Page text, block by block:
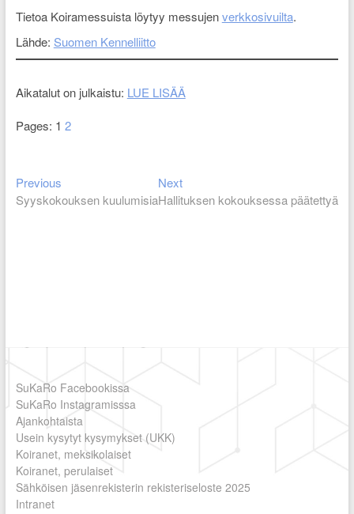
Tietoa Koiramessuista löytyy messujenverkkosivuilta.
Lähde: Suomen Kennelliitto
Aikatalut on julkaistu: LUE LISÄÄ
Pages: 1 2
Artikkelien
selaus
PreviousPrevious
post:
Syyskokouksen kuulumisia
NextNext
post:
Hallituksen kokouksessa päätettyä
SuKaRo Facebookissa
SuKaRo Instagramisssa
Ajankohtaista
Usein kysytyt kysymykset (UKK)
Koiranet, meksikolaiset
Koiranet, perulaiset
Sähköisen jäsenrekisterin rekisteriseloste 2025
Intranet